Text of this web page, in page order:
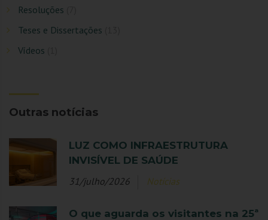
Resoluções
Teses e Dissertações
Vídeos
Outras notícias
LUZ COMO INFRAESTRUTURA
INVISÍVEL DE SAÚDE
31/julho/2026
Notícias
O que aguarda os visitantes na 25ª